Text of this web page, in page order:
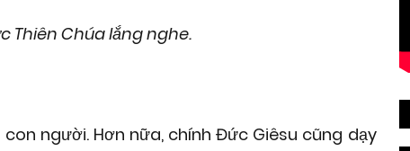
Thiên Chúa lắng nghe.
người. Hơn nữa, chính Đức Giêsu cũng dạy